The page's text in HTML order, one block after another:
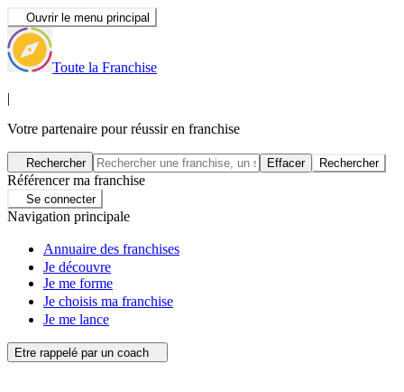
Ouvrir le menu principal
Toute la Franchise
|
Votre partenaire pour réussir en franchise
Rechercher Effacer Rechercher
Référencer ma franchise
Se connecter
Navigation principale
Annuaire des franchises
Je découvre
Je me forme
Je choisis ma franchise
Je me lance
Etre rappelé par un coach